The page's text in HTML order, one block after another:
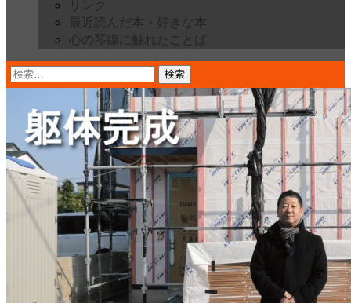
リンク
最近読んだ本・好きな本
心の琴線に触れたことば
検
索: